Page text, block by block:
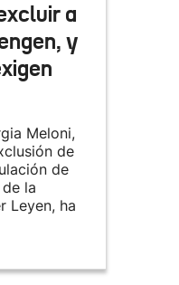
a
y
Meloni,
de
de
la
Leyen, ha